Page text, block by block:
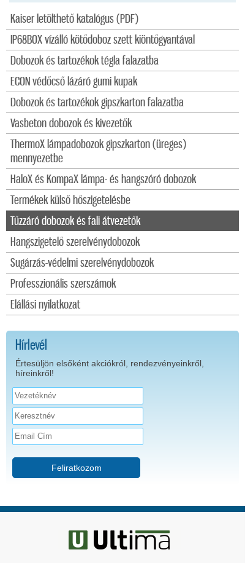
Kaiser letölthető katalógus (PDF)
IP68BOX vízálló kötődoboz szett kiöntőgyantával
Dobozok és tartozékok tégla falazatba
ECON védőcső lázáró gumi kupak
Dobozok és tartozékok gipszkarton falazatba
Vasbeton dobozok és kivezetők
ThermoX lámpadobozok gipszkarton (üreges)
mennyezetbe
HaloX és KompaX lámpa- és hangszóró dobozok
Termékek külső hőszigetelésbe
Tűzzáró dobozok és fali átvezetők
Hangszigetelő szerelvénydobozok
Sugárzás-védelmi szerelvénydobozok
Professzionális szerszámok
Elállási nyilatkozat
Hírlevél
Értesüljön elsőként akciókról, rendezvényeinkről,
híreinkről!
Feliratkozom